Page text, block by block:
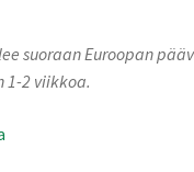
suoraan Euroopan
1-2 viikkoa.